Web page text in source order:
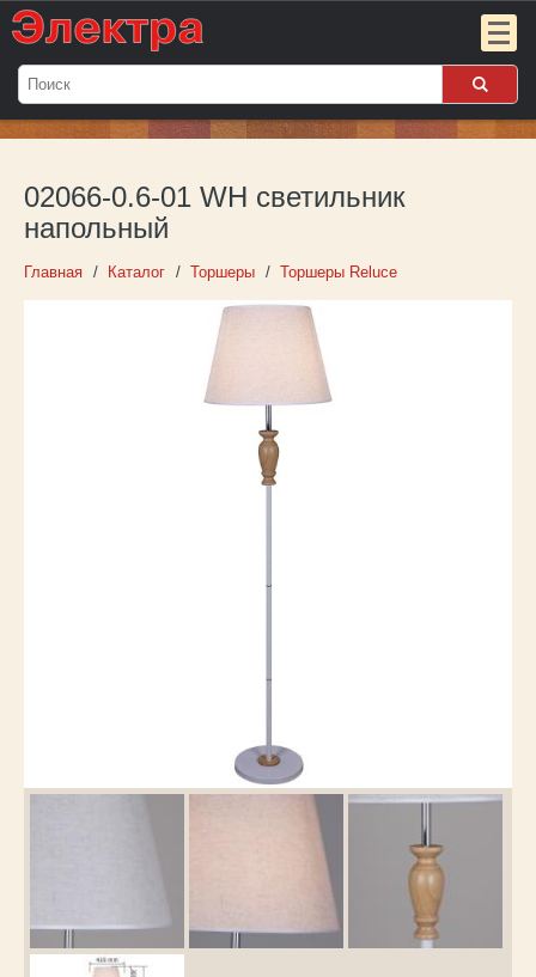
Мой
Пока
пуст
Войти
02066-0.6-01 WH светильник
напольный
Главная Каталог Торшеры Торшеры Reluce